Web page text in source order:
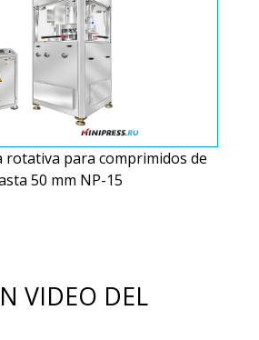
rotativa para comprimidos de
50 mm NP-15
VIDEO DEL